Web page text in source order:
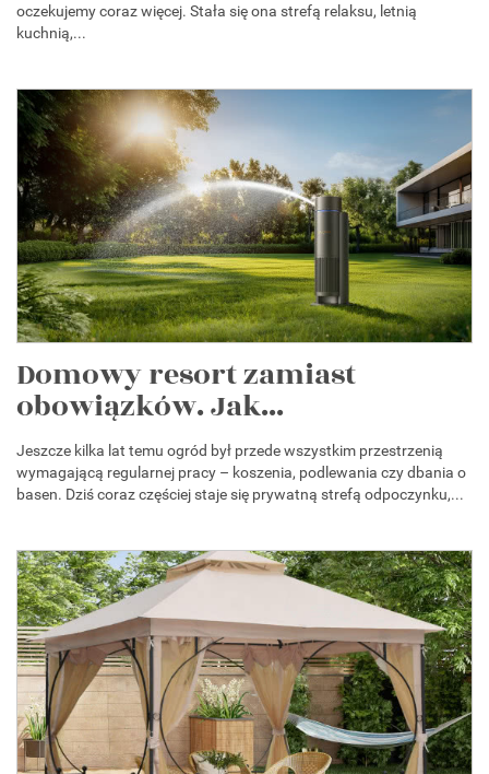
oczekujemy coraz więcej. Stała się ona strefą relaksu, letnią
kuchnią,...
Domowy resort zamiast
obowiązków. Jak...
Jeszcze kilka lat temu ogród był przede wszystkim przestrzenią
wymagającą regularnej pracy – koszenia, podlewania czy dbania o
basen. Dziś coraz częściej staje się prywatną strefą odpoczynku,...